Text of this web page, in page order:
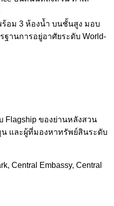
อม 3 ห้องน้ำ บนชั้นสูง มอบ
ฐานการอยู่อาศัยระดับ World-
Flagship ของย่านหลังสวน
และผู้ที่มองหาทรัพย์สินระดับ
Central Embassy, Central